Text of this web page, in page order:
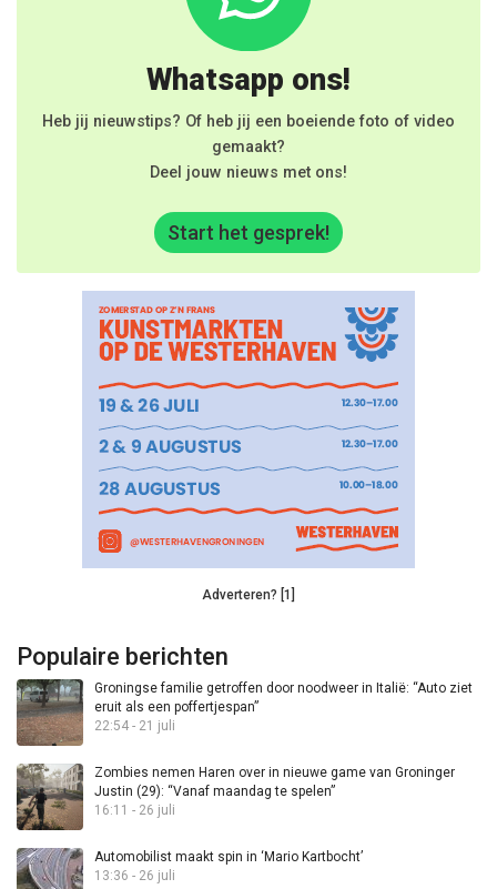
Whatsapp ons!
Heb jij nieuwstips? Of heb jij een boeiende foto of video
gemaakt?
Deel jouw nieuws met ons!
Start het gesprek!
Adverteren? [1]
Populaire berichten
Groningse familie getroffen door noodweer in Italië: “Auto ziet
eruit als een poffertjespan”
22:54 - 21 juli
Zombies nemen Haren over in nieuwe game van Groninger
Justin (29): “Vanaf maandag te spelen”
16:11 - 26 juli
Automobilist maakt spin in ‘Mario Kartbocht’
13:36 - 26 juli